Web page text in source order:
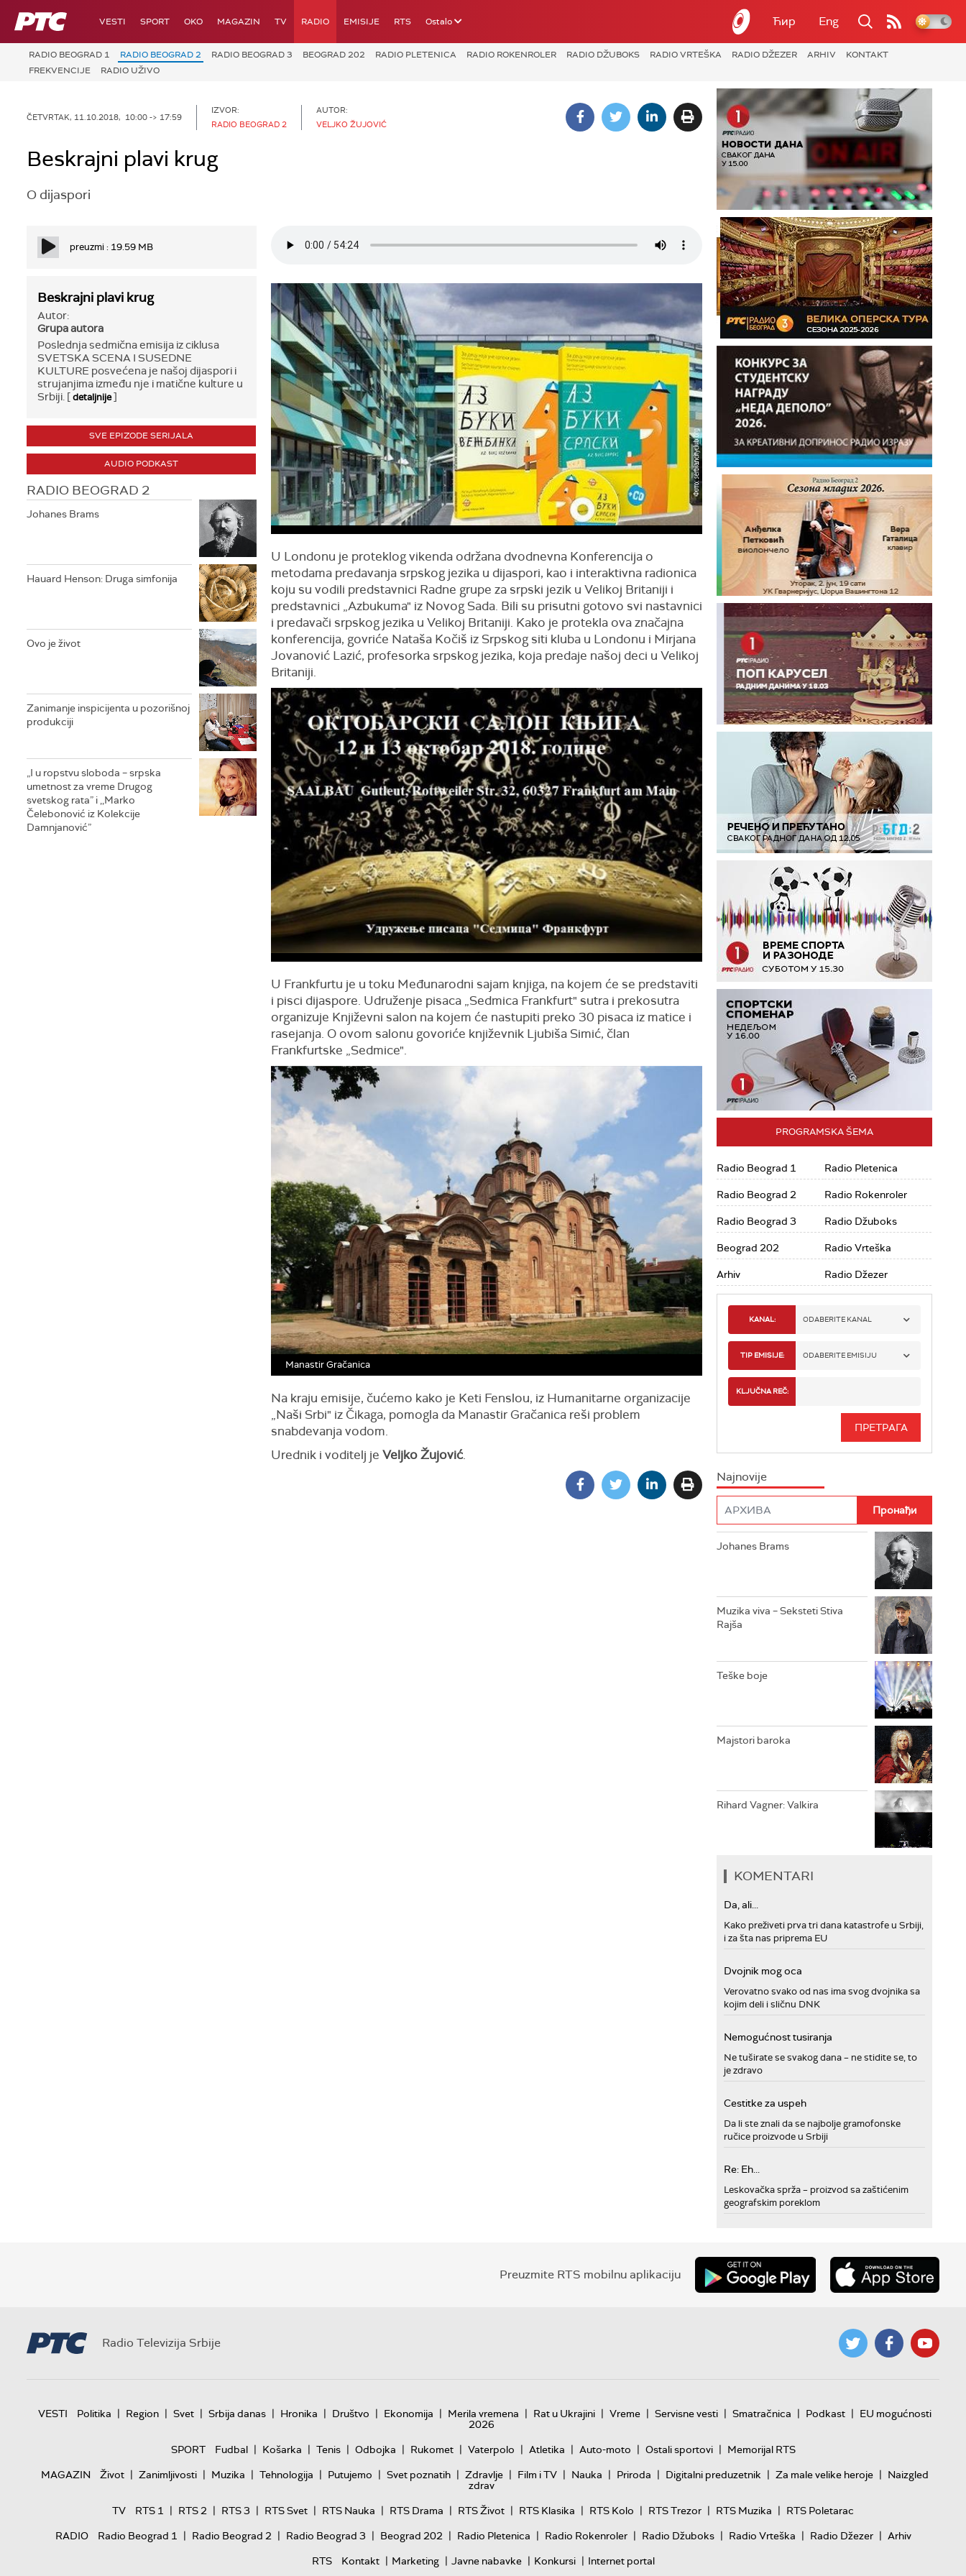
RTS VESTI SPORT OKO MAGAZIN TV RADIO EMISIJE RTS Ostalo Ћир Eng
RADIO BEOGRAD 1 RADIO BEOGRAD 2 RADIO BEOGRAD 3 BEOGRAD 202 RADIO PLETENICA RADIO ROKENROLER RADIO DŽUBOKS RADIO VRTEŠKA RADIO DŽEZER ARHIV
KONTAKT
FREKVENCIJE
RADIO UŽIVO
ČETVRTAK, 11.10.2018, 10:00 -> 17:59
IZVOR:
RADIO BEOGRAD 2
AUTOR:
VELJKO ŽUJOVIĆ
Beskrajni plavi krug
O dijaspori
preuzmi : 19.59 MB
Beskrajni plavi krug
Autor:
Grupa autora
Poslednja sedmična emisija iz ciklusa
SVETSKA SCENA I SUSEDNE
KULTURE posvećena je našoj dijaspori i
strujanjima između nje i matične kulture u
Srbiji. [detaljnije]
SVE EPIZODE SERIJALA
AUDIO PODKAST
RADIO BEOGRAD 2
Johanes Brams
Hauard Henson: Druga simfonija
Ovo je život
Zanimanje inspicijenta u pozorišnoj
produkciji
„I u ropstvu sloboda – srpska
umetnost za vreme Drugog
svetskog rata” i ,,Marko
Čelebonović iz Kolekcije
Damnjanović”
U Londonu je proteklog vikenda održana dvodnevna Konferencija o
metodama predavanja srpskog jezika u dijaspori, kao i interaktivna radionica
koju su vodili predstavnici Radne grupe za srpski jezik u Velikoj Britaniji i
predstavnici „Azbukuma" iz Novog Sada. Bili su prisutni gotovo svi nastavnici
i predavači srpskog jezika u Velikoj Britaniji. Kako je protekla ova značajna
konferencija, govriće Nataša Kočiš iz Srpskog siti kluba u Londonu i Mirjana
Jovanović Lazić, profesorka srpskog jezika, koja predaje našoj deci u Velikoj
Britaniji.
U Frankfurtu je u toku Međunarodni sajam knjiga, na kojem će se predstaviti
i pisci dijaspore. Udruženje pisaca „Sedmica Frankfurt" sutra i prekosutra
organizuje Književni salon na kojem će nastupiti preko 30 pisaca iz matice i
rasejanja. O ovom salonu govoriće književnik Ljubiša Simić, član
Frankfurtske „Sedmice".
Manastir Gračanica
Na kraju emisije, čućemo kako je Keti Fenslou, iz Humanitarne organizacije
„Naši Srbi" iz Čikaga, pomogla da Manastir Gračanica reši problem
snabdevanja vodom.
Urednik i voditelj je Veljko Žujović.
PROGRAMSKA ŠEMA
Radio Beograd 1
Radio Beograd 2
Radio Beograd 3
Beograd 202
Arhiv
Radio Pletenica
Radio Rokenroler
Radio Džuboks
Radio Vrteška
Radio Džezer
KANAL: ODABERITE KANAL
RADIO BEOGRAD 1
RADIO BEOGRAD 3
RADIO ROKENROLER
RADIO DŽUBOKS
RADIO VRTEŠKA
RADIO DŽEZER
TIP EMISIJE: ODABERITE EMISIJU
INFO
KLJUČNA REČ:
Najnovije
Johanes Brams
Muzika viva – Seksteti Stiva
Rajša
Teške boje
Majstori baroka
Rihard Vagner: Valkira
KOMENTARI
Da, ali...
Kako preživeti prva tri dana katastrofe u Srbiji,
i za šta nas priprema EU
Dvojnik mog oca
Verovatno svako od nas ima svog dvojnika sa
kojim deli i sličnu DNK
Nemogućnost tusiranja
Ne tuširate se svakog dana – ne stidite se, to
je zdravo
Cestitke za uspeh
Da li ste znali da se najbolje gramofonske
ručice proizvode u Srbiji
Re: Eh...
Leskovačka sprža – proizvod sa zaštićenim
geografskim poreklom
Preuzmite RTS mobilnu aplikaciju
Radio Televizija Srbije
VESTI Politika | Region | Svet | Srbija danas | Hronika | Društvo | Ekonomija | Merila vremena | Rat u Ukrajini | Vreme | Servisne vesti | Smatračnica | Podkast | EU mogućnosti
2026
SPORT
Fudbal | Košarka | Tenis | Odbojka | Rukomet | Vaterpolo | Atletika | Auto-moto | Ostali sportovi | Memorijal RTS
MAGAZIN
Život | Zanimljivosti | Muzika | Tehnologija | Putujemo | Svet poznatih | Zdravlje | Film i TV | Nauka | Priroda | Digitalni preduzetnik | Za male velike heroje | Naizgled
zdrav
TV
RTS 1 | RTS 2 | RTS 3 | RTS Svet | RTS Nauka | RTS Drama | RTS Život | RTS Klasika | RTS Kolo | RTS Trezor | RTS Muzika | RTS Poletarac
RADIO
Radio Beograd 1 | Radio Beograd 2 | Radio Beograd 3 | Beograd 202 | Radio Pletenica | Radio Rokenroler | Radio Džuboks | Radio Vrteška | Radio Džezer | Arhiv
RTS
Kontakt | Marketing | Javne nabavke | Konkursi | Internet portal